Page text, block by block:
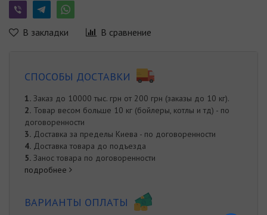
В закладки В сравнение
СПОСОБЫ ДОСТАВКИ
1. Заказ до 10000 тыс. грн от 200 грн (заказы до 10 кг).
2. Товар весом больше 10 кг (бойлеры, котлы и тд) - по
договоренности
3. Доставка за пределы Киева - по договоренности
4. Доставка товара до подъезда
5. Занос товара по договоренности
подробнее
ВАРИАНТЫ ОПЛАТЫ